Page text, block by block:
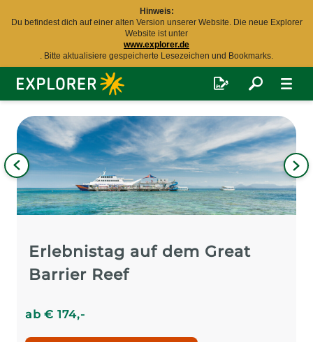
Hinweis:
Du befindest dich auf einer alten Version unserer Website. Die neue Explorer
Website ist unter
www.explorer.de
. Bitte aktualisiere gespeicherte Lesezeichen und Bookmarks.
Explorer
Fernreisen
Erlebnistag auf dem Great
Barrier Reef
ab€ 174,-